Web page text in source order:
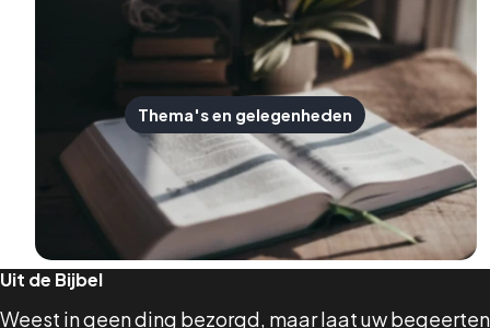
Thema's en gelegenheden
Uit de Bijbel
Weest in geen ding bezorgd, maar laat uw begeerten